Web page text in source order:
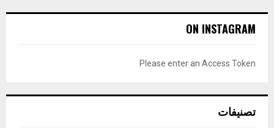
h
C
ON INSTAGRAM
Please enter an Access Token
تصنيفات